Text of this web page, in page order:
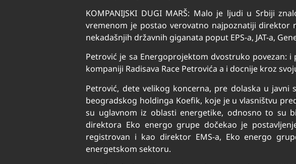
KOMPANIJSKI DUGI MARŠ: Malo je ljudi u Srbiji
vremenom je postao verovatno najpoznatiji
nekadašnjih državnih giganata poput EPS-a, JAT-a,
Petrović je sa Energoprojektom dvostruko povezan:
kompaniji Radisava Race Petrovića a i docnije kroz
Petrović, dete velikog koncerna, pre dolaska u
beogradskog holdinga Koefik, koje je u vlasništvu
su uglavnom iz oblasti energetike, odnosno to su
direktora Eko energo grupe dočekao je
registrovan i kao direktor EMS-a, Eko energo
energetskom sektoru.